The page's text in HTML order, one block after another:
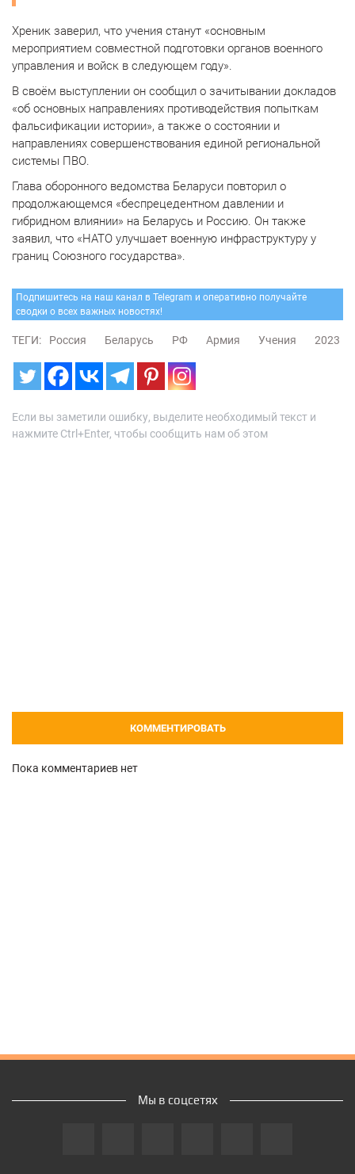
Хреник заверил, что учения станут «основным
мероприятием совместной подготовки органов военного
управления и войск в следующем году».
В своём выступлении он сообщил о зачитывании докладов
«об основных направлениях противодействия попыткам
фальсификации истории», а также о состоянии и
направлениях совершенствования единой региональной
системы ПВО.
Глава оборонного ведомства Беларуси повторил о
продолжающемся «беспрецедентном давлении и
гибридном влиянии» на Беларусь и Россию. Он также
заявил, что «НАТО улучшает военную инфраструктуру у
границ Союзного государства».
Подпишитесь на наш канал в Telegram и оперативно получайте
сводки о всех важных новостях!
ТЕГИ: Россия Беларусь РФ Армия Учения 2023
Если вы заметили ошибку, выделите необходимый текст и
нажмите Ctrl+Enter, чтобы сообщить нам об этом
КОММЕНТИРОВАТЬ
Пока комментариев нет
Мы в соцсетях